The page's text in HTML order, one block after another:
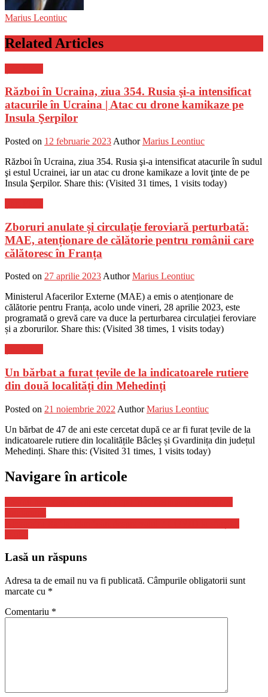
Marius Leontiuc
Related Articles
Război în Ucraina, ziua 354. Rusia şi-a intensificat
atacurile în Ucraina | Atac cu drone kamikaze pe
Insula Şerpilor
Posted on 12 februarie 2023 Author Marius Leontiuc
Război în Ucraina, ziua 354. Rusia şi-a intensificat atacurile în sudul
şi estul Ucrainei, iar un atac cu drone kamikaze a lovit ţinte de pe
Insula Şerpilor. Share this: (Visited 31 times, 1 visits today)
Zboruri anulate și circulație feroviară perturbată:
MAE, atenționare de călătorie pentru românii care
călătoresc în Franța
Posted on 27 aprilie 2023Author Marius Leontiuc
Ministerul Afacerilor Externe (MAE) a emis o atenționare de
călătorie pentru Franța, acolo unde vineri, 28 aprilie 2023, este
programată o grevă care va duce la perturbarea circulației feroviare
și a zborurilor. Share this: (Visited 38 times, 1 visits today)
Un bărbat a furat țevile de la indicatoarele rutiere
din două localități din Mehedinți
Posted on 21 noiembrie 2022 Author Marius Leontiuc
Un bărbat de 47 de ani este cercetat după ce ar fi furat țevile de la
indicatoarele rutiere din localitățile Bâcleș și Gvardinița din județul
Mehedinți. Share this: (Visited 31 times, 1 visits today)
Navigare în articole
Lasă un răspuns
Adresa ta de email nu va fi publicată. Câmpurile obligatorii sunt
marcate cu *
Comentariu *